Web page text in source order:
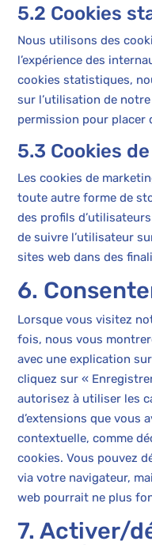
5.2 Cookies
Nous utilisons des
l’expérience des
cookies statistiques,
sur l’utilisation de
permission pour placer
5.3 Cookies
Les cookies de
toute autre forme de
des profils
de suivre l’utilisateur
sites web dans des
6.
Lorsque vous visitez
fois, nous vous
avec une explication
cliquez sur «
autorisez à utiliser les
d’extensions que vous
contextuelle, comme
cookies. Vous pouvez
via votre navigateur,
web pourrait ne plus
7. Activer/